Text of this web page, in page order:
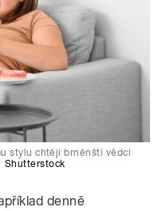
stylu chtějí brněnští vědci
Shutterstock
denně